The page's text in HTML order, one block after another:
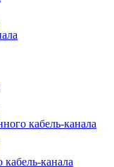
кабель-канала
кабель-канала